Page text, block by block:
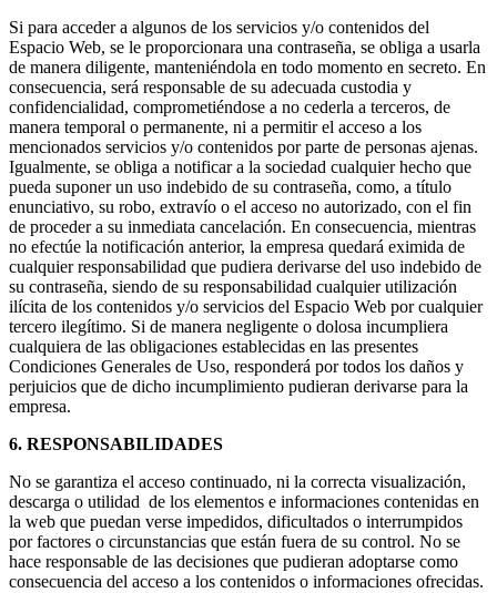
Si para acceder a algunos de los servicios y/o contenidos del
Espacio Web, se le proporcionara una contraseña, se obliga a usarla
de manera diligente, manteniéndola en todo momento en secreto. En
consecuencia, será responsable de su adecuada custodia y
confidencialidad, comprometiéndose a no cederla a terceros, de
manera temporal o permanente, ni a permitir el acceso a los
mencionados servicios y/o contenidos por parte de personas ajenas.
Igualmente, se obliga a notificar a la sociedad cualquier hecho que
pueda suponer un uso indebido de su contraseña, como, a título
enunciativo, su robo, extravío o el acceso no autorizado, con el fin
de proceder a su inmediata cancelación. En consecuencia, mientras
no efectúe la notificación anterior, la empresa quedará eximida de
cualquier responsabilidad que pudiera derivarse del uso indebido de
su contraseña, siendo de su responsabilidad cualquier utilización
ilícita de los contenidos y/o servicios del Espacio Web por cualquier
tercero ilegítimo. Si de manera negligente o dolosa incumpliera
cualquiera de las obligaciones establecidas en las presentes
Condiciones Generales de Uso, responderá por todos los daños y
perjuicios que de dicho incumplimiento pudieran derivarse para la
empresa.
6. RESPONSABILIDADES
No se garantiza el acceso continuado, ni la correcta visualización,
descarga o utilidad de los elementos e informaciones contenidas en
la web que puedan verse impedidos, dificultados o interrumpidos
por factores o circunstancias que están fuera de su control. No se
hace responsable de las decisiones que pudieran adoptarse como
consecuencia del acceso a los contenidos o informaciones ofrecidas.